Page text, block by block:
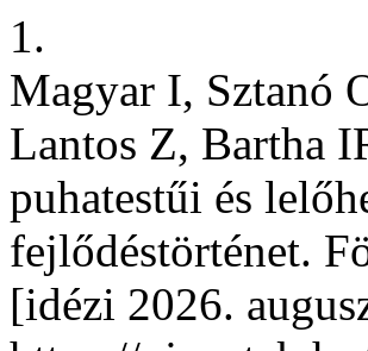
1.
Magyar I, Sztanó
Lantos Z, Bartha
puhatestűi és
fejlődéstörténet.
[idézi 2026.